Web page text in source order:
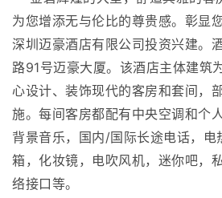
为您增添无与伦比的尊贵感。彰显
深圳迈豪酒店有限公司投资兴建。
路91号迈豪大厦。该酒店主体建筑
心设计、装饰现代的客房和套间，
施。每间客房都配有中央空调和个
背景音乐，国内/国际长途电话，电
箱，化妆镜，电吹风机，迷你吧，
络接口等。